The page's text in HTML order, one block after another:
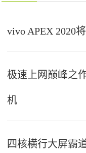
vivo APEX 2020
极速上网巅峰之
机
四核横行大屏霸